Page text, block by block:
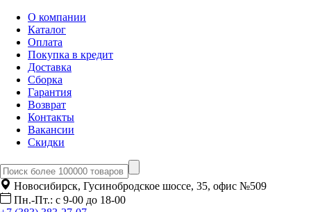
О компании
Каталог
Оплата
Покупка в кредит
Доставка
Сборка
Гарантия
Возврат
Контакты
Вакансии
Скидки
Новосибирск, Гусинобродское шоссе, 35, офис №509
Пн.-Пт.: с 9-00 до 18-00